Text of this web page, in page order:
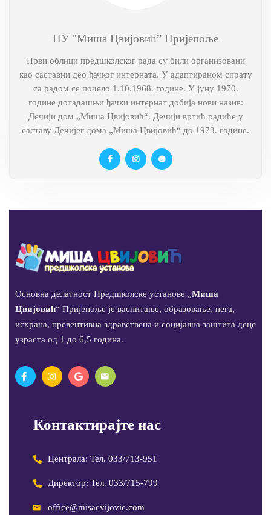
ПУ "Миша Цвијовић” Пријепоље
Први облици предшколског рада су били организовани
као саставни део ђачког интерната. У адаптираном спрату
са радом се почело 1.10.1968. године. У јуну 1970.
године дотадашњи ђачки интернат добија нови назив:
Дечији дом „Миша Цвијовић“. Дечији вртић радиће у
саставу Дечијег дома „Миша Цвијовић“ до 1973. године.
Основна делатност Предшколске установе „Миша
Цвијовић“ Пријепоље је васпитање, образовање, нега,
исхрана, превентивна здравствена и социјална заштита деце
узраста од 1 до 6,5 година.
Контактирајте нас
Централа: Тел. 033/713-951
Директор: Тел. 033/715-799
office@misacvijovic.com